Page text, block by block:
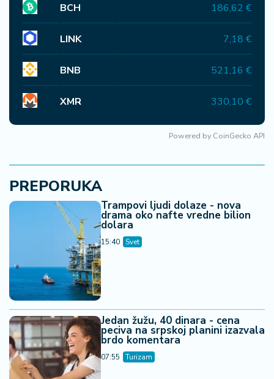
BCH 186,62 €
LINK 7,18 €
BNB 521,16 €
XMR 330,10 €
Powered by CoinGecko API
PREPORUKA
Trampovi ljudi dolaze - nova
drama oko nafte vredne bilion
dolara
15:40 Svet
Jedan žužu, 40 dinara - cena
peciva na srpskoj planini izazvala
brdo komentara
07:55 Turizam